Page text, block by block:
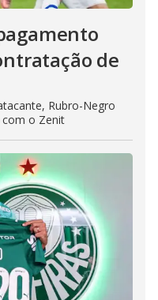
de
Rubro-Negro
com o Zenit